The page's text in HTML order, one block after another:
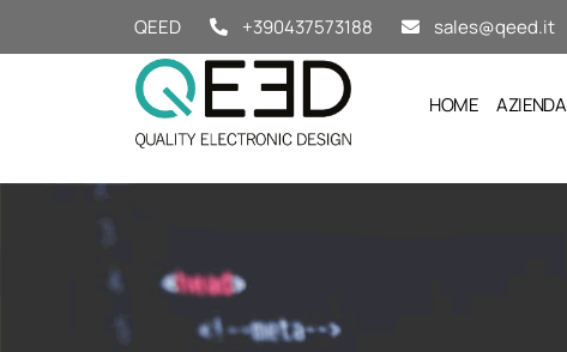
QEED +390437573188 sales@qeed.it
HOME AZIENDA